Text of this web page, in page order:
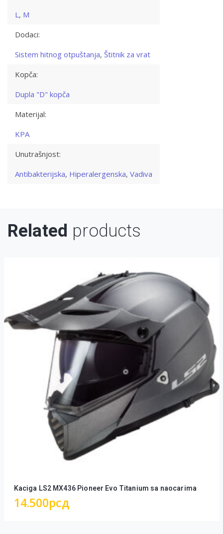
L , M
Dodaci:
Sistem hitnog otpuštanja, Štitnik za vrat
Kopča:
Dupla "D" kopča
Materijal:
KPA
Unutrašnjost:
Antibakterijska, Hiperalergenska, Vadiva
Related products
Kaciga LS2 MX436 Pioneer Evo Titanium sa naocarima
14.500рсд